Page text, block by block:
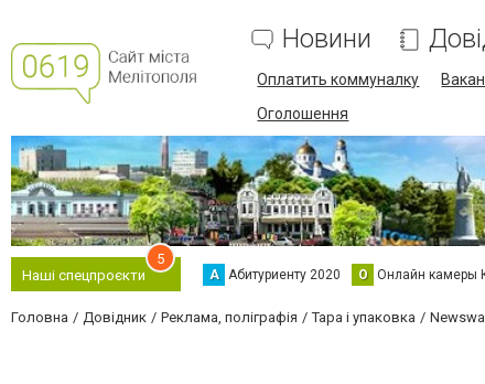
Новини
Оплатить коммуналку
Оголошення
Наші спецпроєкти
5
А Абитуриенту 2020 О Онлайн камеры
Головна Довідник Реклама, поліграфія Тара і упаковка